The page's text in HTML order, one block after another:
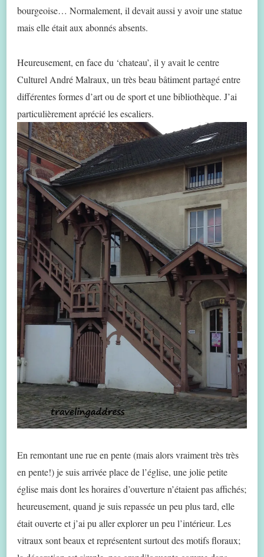
bourgeoise… Normalement, il devait aussi y avoir une statue
mais elle était aux abonnés absents.
Heureusement, en face du ‘chateau’, il y avait le centre
Culturel André Malraux, un très beau bâtiment partagé entre
différentes formes d’art ou de sport et une bibliothèque. J’ai
particulièrement aprécié les escaliers.
En remontant une rue en pente (mais alors vraiment très très
en pente!) je suis arrivée place de l’église, une jolie petite
église mais dont les horaires d’ouverture n’étaient pas affichés;
heureusement, quand je suis repassée un peu plus tard, elle
était ouverte et j’ai pu aller explorer un peu l’intérieur. Les
vitraux sont beaux et représentent surtout des motifs floraux;